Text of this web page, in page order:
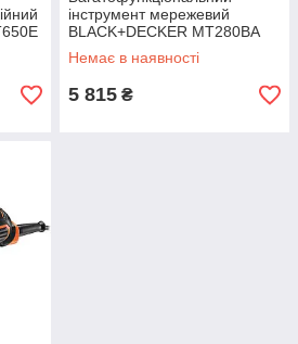
інструмент мережевий
BLACK+DECKER MT280BA
Немає в наявності
5 815 ₴